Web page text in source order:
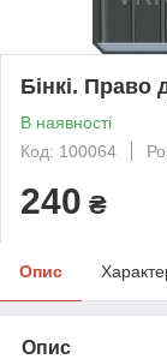
Бінкі. Право
В наявності
Код: 100064
240 ₴
Опис
Опис